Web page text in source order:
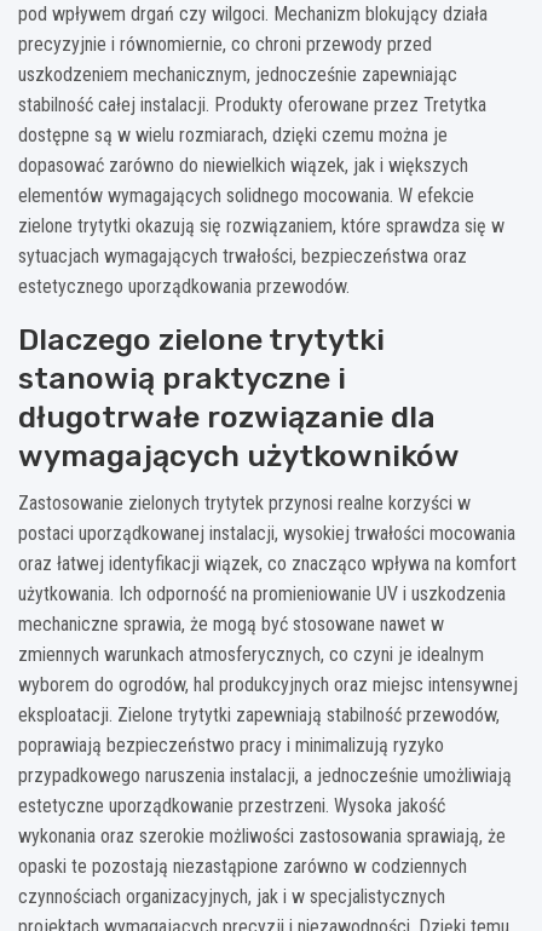
pod wpływem drgań czy wilgoci. Mechanizm blokujący działa
precyzyjnie i równomiernie, co chroni przewody przed
uszkodzeniem mechanicznym, jednocześnie zapewniając
stabilność całej instalacji. Produkty oferowane przez Tretytka
dostępne są w wielu rozmiarach, dzięki czemu można je
dopasować zarówno do niewielkich wiązek, jak i większych
elementów wymagających solidnego mocowania. W efekcie
zielone trytytki okazują się rozwiązaniem, które sprawdza się w
sytuacjach wymagających trwałości, bezpieczeństwa oraz
estetycznego uporządkowania przewodów.
Dlaczego zielone trytytki
stanowią praktyczne i
długotrwałe rozwiązanie dla
wymagających użytkowników
Zastosowanie zielonych trytytek przynosi realne korzyści w
postaci uporządkowanej instalacji, wysokiej trwałości mocowania
oraz łatwej identyfikacji wiązek, co znacząco wpływa na komfort
użytkowania. Ich odporność na promieniowanie UV i uszkodzenia
mechaniczne sprawia, że mogą być stosowane nawet w
zmiennych warunkach atmosferycznych, co czyni je idealnym
wyborem do ogrodów, hal produkcyjnych oraz miejsc intensywnej
eksploatacji. Zielone trytytki zapewniają stabilność przewodów,
poprawiają bezpieczeństwo pracy i minimalizują ryzyko
przypadkowego naruszenia instalacji, a jednocześnie umożliwiają
estetyczne uporządkowanie przestrzeni. Wysoka jakość
wykonania oraz szerokie możliwości zastosowania sprawiają, że
opaski te pozostają niezastąpione zarówno w codziennych
czynnościach organizacyjnych, jak i w specjalistycznych